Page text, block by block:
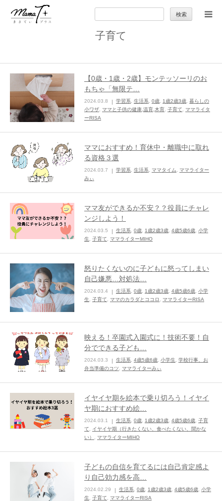
索:
子育て
【0歳・1歳・2歳】モンテッソーリのお
もちゃ「無限テ…
2024.03.8 学習系 生活系 0歳 1歳2歳3歳 暮らしの
小ワザ ママと子供の健康,温育,木育 子育て
ママライタ
ーRISA
ママにおすすめ！育休中・離職中に取れ
る資格３選
2024.03.7 学習系 生活系 ママタイム
ママライター
みぃ
ママ友ができるか不安？？役員にチャレ
ンジしよう！
2024.03.5 生活系 0歳 1歳2歳3歳 4歳5歳6歳 小学
生
子育て ママライターMIHO
怒りたくないのに子どもに怒ってしまい
自己嫌悪…対処法…
2024.03.4 生活系 0歳 1歳2歳3歳 4歳5歳6歳 小学
生
子育て ママのカラダとココロ ママライターRISA
映える！卒園式入園式に！技術不要！自
分でできる子ども…
2024.03.3 生活系 4歳5歳6歳 小学生
学校行事、お
弁当準備のコツ
ママライターみぃ
イヤイヤ期を絵本で乗り切ろう！イヤイ
ヤ期におすすめ絵…
2024.03.1 生活系 0歳 1歳2歳3歳 4歳5歳6歳 子育
て
イヤイヤ期（行きたくない、食べたくない、聞かな
い）
ママライターMIHO
子どもの自信を育てるには自己肯定感よ
り自己効力感を高…
2024.02.29 生活系 0歳 1歳2歳3歳 4歳5歳6歳 小学
生
子育て ママライターRISA
セカンドキャリア
子育て
季節の行事やお出かけ
ままてぃ編集部